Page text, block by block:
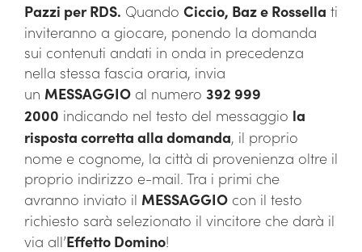
Pazzi per RDS. Quando Ciccio, Baz e Rossella ti
inviteranno a giocare, ponendo la domanda
sui contenuti andati in onda in precedenza
nella stessa fascia oraria, invia
un MESSAGGIO al numero 392 999
2000 indicando nel testo del messaggio la
risposta corretta alla domanda, il proprio
nome e cognome, la città di provenienza oltre il
proprio indirizzo e-mail. Tra i primi che
avranno inviato il MESSAGGIO con il testo
richiesto sarà selezionato il vincitore che darà il
via all’Effetto Domino!